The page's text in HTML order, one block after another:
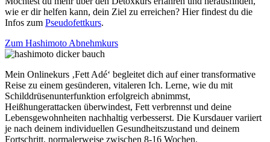
wie er dir helfen kann, dein Ziel zu erreichen? Hier findest du die
Infos zum Pseudofettkurs.
Zum Hashimoto Abnehmkurs
Mein Onlinekurs ‚Fett Adé‘ begleitet dich auf einer transformative
Reise zu einem gesünderen, vitaleren Ich. Lerne, wie du mit
Schilddrüsenunterfunktion erfolgreich abnimmst,
Heißhungerattacken überwindest, Fett verbrennst und deine
Lebensgewohnheiten nachhaltig verbesserst. Die Kursdauer variiert
je nach deinem individuellen Gesundheitszustand und deinem
Fortschritt, normalerweise zwischen 8-16 Wochen.